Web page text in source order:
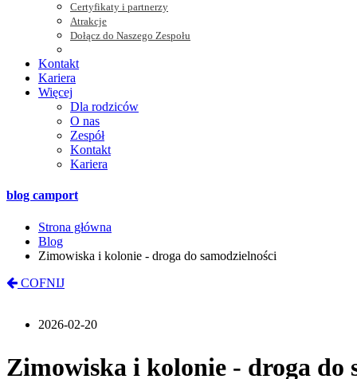
Certyfikaty i partnerzy
Atrakcje
Dołącz do Naszego Zespołu
Kontakt
Kariera
Więcej
Dla rodziców
O nas
Zespół
Kontakt
Kariera
blog camport
Strona główna
Blog
Zimowiska i kolonie - droga do samodzielności
COFNIJ
2026-02-20
Zimowiska i kolonie - droga do